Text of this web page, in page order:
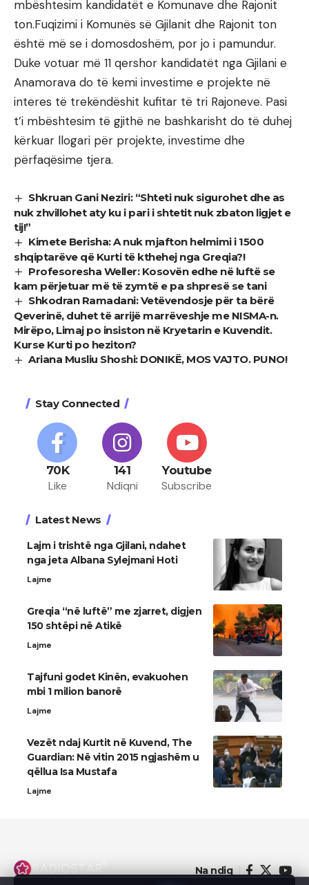
mbështesim kandidatët e Komunave dhe Rajonit
ton.Fuqizimi i Komunës së Gjilanit dhe Rajonit ton
është më se i domosdoshëm, por jo i pamundur.
Duke votuar më 11 qershor kandidatët nga Gjilani e
Anamorava do të kemi investime e projekte në
interes të trekëndëshit kufitar të tri Rajoneve. Pasi
t’i mbështesim të gjithë ne bashkarisht do të duhej
kërkuar llogari për projekte, investime dhe
përfaqësime tjera.
Shkruan Gani Neziri: “Shteti nuk sigurohet dhe as
nuk zhvillohet aty ku i pari i shtetit nuk zbaton ligjet e
tij!”
Kimete Berisha: A nuk mjafton helmimi i 1500
shqiptarëve që Kurti të kthehej nga Greqia?!
Profesoresha Weller: Kosovën edhe në luftë se
kam përjetuar më të zymtë e pa shpresë se tani
Shkodran Ramadani: Vetëvendosje për ta bërë
Qeverinë, duhet të arrijë marrëveshje me NISMA-n.
Mirëpo, Limaj po insiston në Kryetarin e Kuvendit.
Kurse Kurti po heziton?
Ariana Musliu Shoshi: DONIKË, MOS VAJTO. PUNO!
Stay Connected
70K
Like
141
Ndiqni
Youtube
Subscribe
Latest News
Lajm i trishtë nga Gjilani, ndahet
nga jeta Albana Sylejmani Hoti
Lajme
Greqia “në luftë” me zjarret, digjen
150 shtëpi në Atikë
Lajme
Tajfuni godet Kinën, evakuohen
mbi 1 milion banorë
Lajme
Vezët ndaj Kurtit në Kuvend, The
Guardian: Në vitin 2015 ngjashëm u
qëllua Isa Mustafa
Lajme
Na ndiq